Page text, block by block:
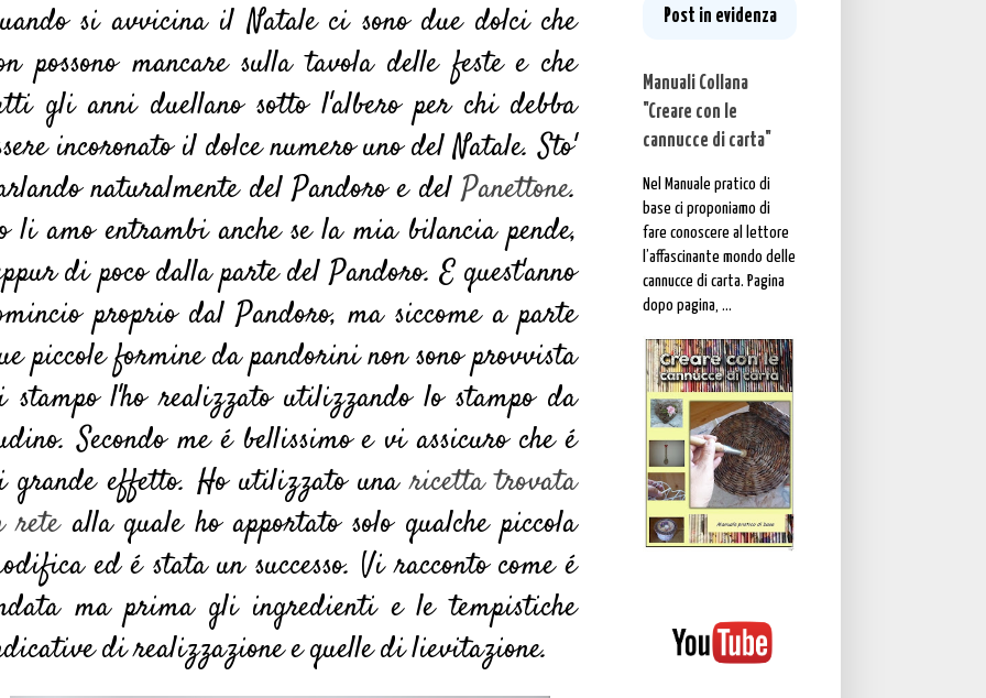
si avvicina il Natale ci sono due dolci che
possono mancare sulla tavola delle feste e che
gli anni duellano sotto l'albero per chi debba
incoronato il dolce numero uno del Natale. Sto'
naturalmente del Pandoro e delPanettone.
li amo entrambi anche se la mia bilancia pende,
di poco dalla parte del Pandoro. E quest'anno
proprio dal Pandoro, ma siccome a parte
piccole formine da pandorini non sono provvista
stampo l'ho realizzato utilizzando lo stampo da
Secondo me é bellissimo e vi assicuro che é
grande effetto. Ho utilizzato unaricetta trovata
retealla quale ho apportato solo qualche piccola
ed é stata un successo. Vi racconto come é
ma prima gli ingredienti e le tempistiche
di realizzazione e quelle di lievitazione.
Post in evidenza
Manuali Collana
"Creare con le
cannucce di carta"
Nel Manuale pratico di
base ci proponiamo di
fare conoscere al lettore
l’affascinante mondo delle
cannucce di carta. Pagina
dopo pagina, ...